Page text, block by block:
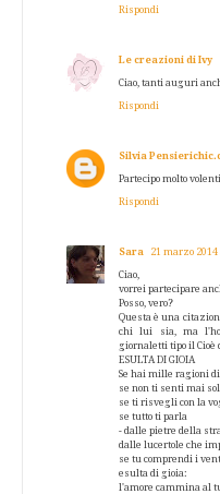
Rispondi
Le creazioni di Ivy
Ciao, tanti auguri
Rispondi
Silvia
Partecipo molto
Rispondi
Sara 21 marzo 2014
Ciao,
vorrei partecipare
Posso, vero?
Questa è una
chi lui sia, ma l'ho
giornaletti tipo il Cioè
ESULTA DI GIOIA
Se hai mille ragioni di
se non ti senti mai
se ti risvegli con la
se tutto ti parla
- dalle pietre della
dalle lucertole che
se tu comprendi i
esulta di gioia:
l'amore cammina al